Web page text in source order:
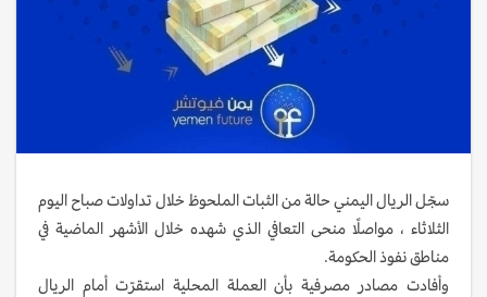
سجّل الريال اليمني حالة من الثبات الملحوظ خلال تداولات صباح اليوم
الثلاثاء ، مواصلًا منحى التعافي الذي شهده خلال الأشهر الماضية في
مناطق نفوذ الحكومة.
وأفادت مصادر مصرفية بأن العملة المحلية استقرّت أمام الريال